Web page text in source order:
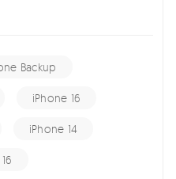
Backup
iPhone 16
iPhone 14